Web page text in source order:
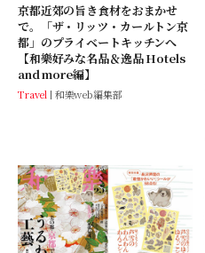
京都近郊の旨き食材をおまかせ
で。「ザ・リッツ・カールトン京
都」のプライベートキッチンへ
【和樂好みな名品＆逸品 Hotels
and more編】
Travel 和樂web編集部